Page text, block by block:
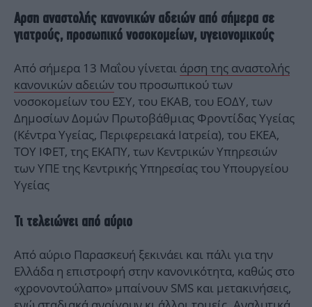
Αρση αναστολής κανονικών αδειών από σήμερα σε
γιατρούς, προσωπικό νοσοκομείων, υγειονομικούς
Από σήμερα 13 Μαΐου γίνεται άρση της αναστολής
κανονικών αδειώντου προσωπικού των
νοσοκομείων του ΕΣΥ, του ΕΚΑΒ, του ΕΟΔΥ, των
Δημοσίων Δομών Πρωτοβάθμιας Φροντίδας Υγείας
(Κέντρα Υγείας, Περιφερειακά Ιατρεία), του ΕΚΕΑ,
ΤΟΥ ΙΦΕΤ, της ΕΚΑΠΥ, των Κεντρικών Υπηρεσιών
των ΥΠΕ της Κεντρικής Υπηρεσίας του Υπουργείου
Υγείας
Τι τελειώνει από αύριο
Από αύριο Παρασκευή ξεκινάει και πάλι για την
Ελλάδα η επιστροφή στην κανονικότητα, καθώς στο
«χρονοντούλαπο» μπαίνουν SMS και μετακινήσεις,